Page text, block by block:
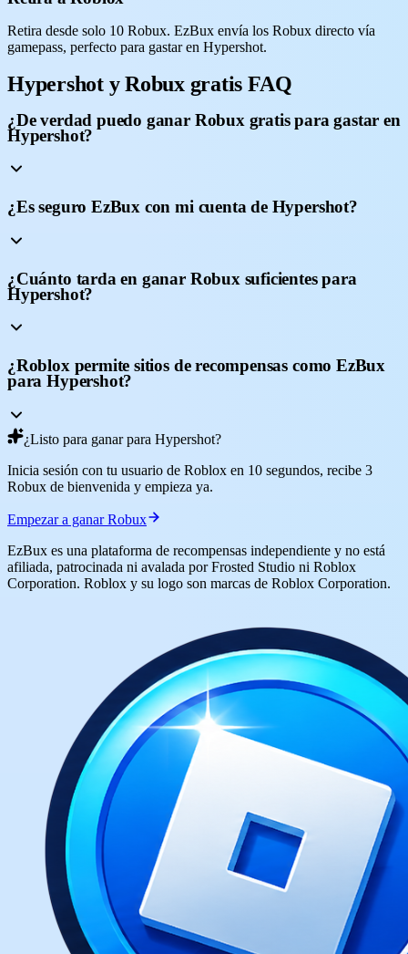
Retira desde solo 10 Robux. EzBux envía los Robux directo vía
gamepass, perfecto para gastar en Hypershot.
Hypershot y Robux gratis FAQ
¿De verdad puedo ganar Robux gratis para gastar en
Hypershot?
¿Es seguro EzBux con mi cuenta de Hypershot?
¿Cuánto tarda en ganar Robux suficientes para
Hypershot?
¿Roblox permite sitios de recompensas como EzBux
para Hypershot?
¿Listo para ganar para Hypershot?
Inicia sesión con tu usuario de Roblox en 10 segundos, recibe 3
Robux de bienvenida y empieza ya.
Empezar a ganar Robux
EzBux es una plataforma de recompensas independiente y no está
afiliada, patrocinada ni avalada por Frosted Studio ni Roblox
Corporation. Roblox y su logo son marcas de Roblox Corporation.